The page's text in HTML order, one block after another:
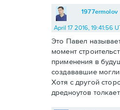
1977ermolov
April 17 2016, 19:41:56
Это Павел
момент
применения в
создававшие
Хотя с другой
дредноутов